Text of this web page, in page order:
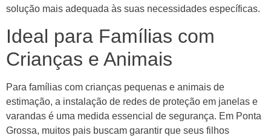
solução mais adequada às suas necessidades específicas.
Ideal para Famílias com
Crianças e Animais
Para famílias com crianças pequenas e animais de
estimação, a instalação de redes de proteção em janelas e
varandas é uma medida essencial de segurança. Em Ponta
Grossa, muitos pais buscam garantir que seus filhos